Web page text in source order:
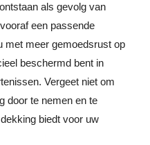
als gevolg van
een passende
met meer gemoedsrust op
beschermd bent in
Vergeet niet om
door te nemen en te
biedt voor uw